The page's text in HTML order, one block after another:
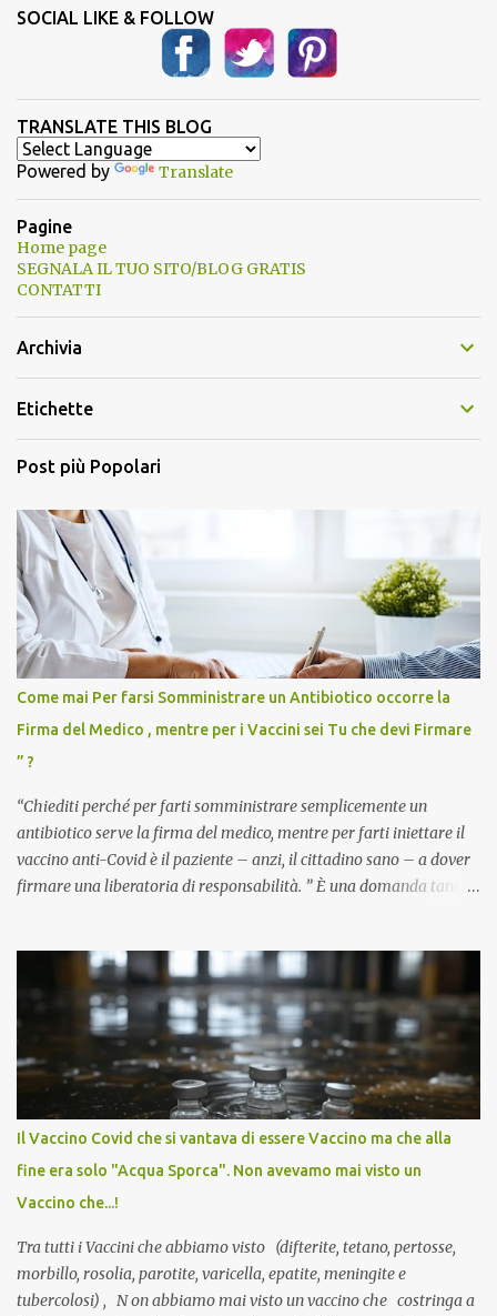
SOCIAL LIKE & FOLLOW
TRANSLATE THIS BLOG
Powered by Translate
Pagine
Home page
SEGNALA IL TUO SITO/BLOG GRATIS
CONTATTI
Archivia
Etichette
Post più Popolari
Come mai Per farsi Somministrare un Antibiotico occorre la
Firma del Medico , mentre per i Vaccini sei Tu che devi Firmare
” ?
“Chiediti perché per farti somministrare semplicemente un
antibiotico serve la firma del medico, mentre per farti iniettare il
vaccino anti-Covid è il paziente – anzi, il cittadino sano – a dover
firmare una liberatoria di responsabilità. ” È una domanda tanto
pandemia. Un interrogativo che dovrebbe scuotere chiunque abbia
ancora il coraggio di pensare con la propria testa. Per il vaccino
anti-Covid, un pro-farmaco, con autorizzazione condizionata,
sviluppato in tempi record, con tecnologie mai utilizzate prima su
larga scala, ancora oggetto di studio e di discussione
internazionale serve solo una firma. La tua. Lo si somministra
anche a persone sane, giovani, senza fattori di rischio, spesso già
serve una prescrizione. Non c’è diagnosi. Non c’è presa in carico.
L’unico atto richiesto è una fi...
Il Vaccino Covid che si vantava di essere Vaccino ma che alla
fine era solo "Acqua Sporca". Non avevamo mai visto un
Vaccino che...!
Tra tutti i Vaccini che abbiamo visto (difterite, tetano, pertosse,
morbillo, rosolia, parotite, varicella, epatite, meningite e
tubercolosi) , N on abbiamo mai visto un vaccino che costringa a